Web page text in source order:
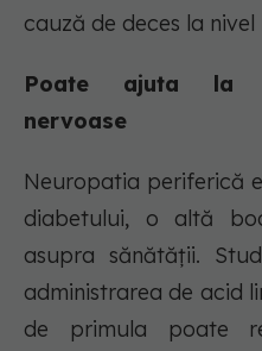
cauză de deces la nivel
Poate ajuta la
nervoase
Neuropatia periferică
diabetului, o altă
asupra sănătății.
administrarea de acid
de primula poate